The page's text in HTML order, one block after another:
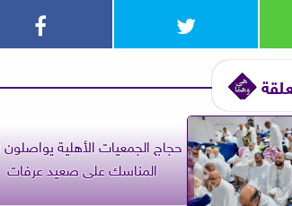
حجاج الجمعيات الأهلية يواصلون
المناسك على صعيد عرفات